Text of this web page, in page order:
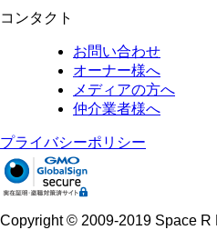
コンタクト
お問い合わせ
オーナー様へ
メディアの方へ
仲介業者様へ
プライバシーポリシー
Copyright © 2009-2019 Space